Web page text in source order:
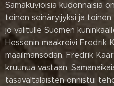
Samakuvioisia kudonnaisia
toinen seinäryijyksi ja
jo valitulle Suomen
Hessenin maakreivi Fredrik
maailmansodan, Fredrik
kruunua vastaan.
tasavaltalaisten onnistui